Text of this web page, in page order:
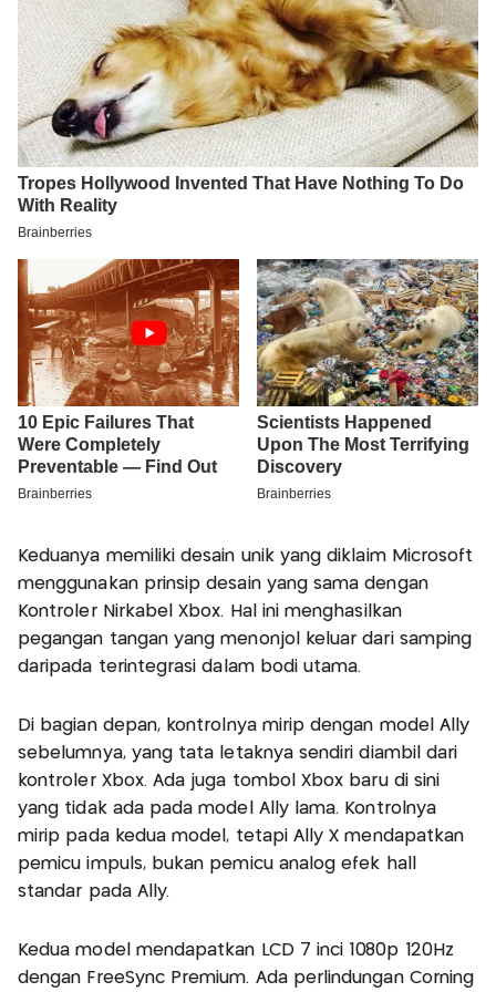
Keduanya memiliki desain unik yang diklaim Microsoft
menggunakan prinsip desain yang sama dengan
Kontroler Nirkabel Xbox. Hal ini menghasilkan
pegangan tangan yang menonjol keluar dari samping
daripada terintegrasi dalam bodi utama.
Di bagian depan, kontrolnya mirip dengan model Ally
sebelumnya, yang tata letaknya sendiri diambil dari
kontroler Xbox. Ada juga tombol Xbox baru di sini
yang tidak ada pada model Ally lama. Kontrolnya
mirip pada kedua model, tetapi Ally X mendapatkan
pemicu impuls, bukan pemicu analog efek hall
standar pada Ally.
Kedua model mendapatkan LCD 7 inci 1080p 120Hz
dengan FreeSync Premium. Ada perlindungan Corning